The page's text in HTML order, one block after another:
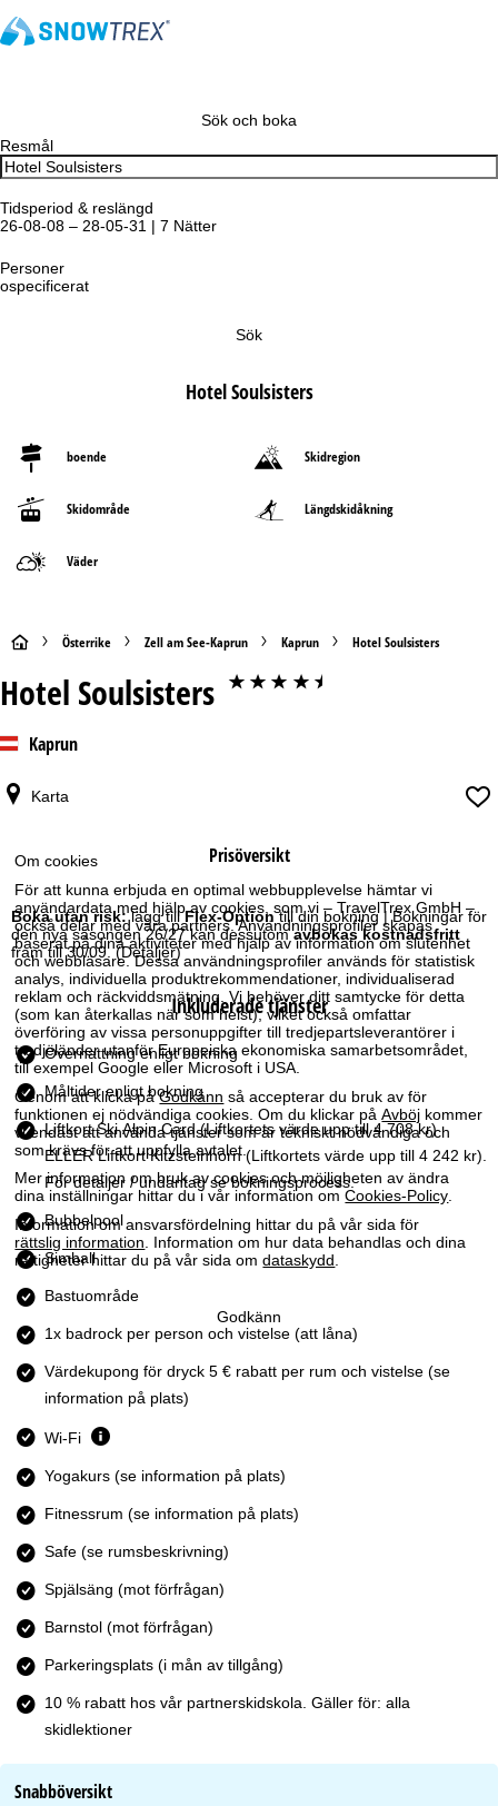
Om cookies
För att kunna erbjuda en optimal webbupplevelse hämtar vi
användardata med hjälp av cookies, som vi – TravelTrex GmbH –
också delar med våra partners. Användningsprofiler skapas
baserat på dina aktiviteter med hjälp av information om slutenhet
och webbläsare. Dessa användningsprofiler används för statistisk
analys, individuella produktrekommendationer, individualiserad
reklam och räckviddsmätning. Vi behöver ditt samtycke för detta
(som kan återkallas när som helst), vilket också omfattar
överföring av vissa personuppgifter till tredjepartsleverantörer i
tredjeländer utanför Europeiska ekonomiska samarbetsområdet,
till exempel Google eller Microsoft i USA.
Genom att klicka påGodkänn så accepterar du bruk av för
funktionen ej nödvändiga cookies. Om du klickar påAvböj kommer
vi endast att använda tjänster som är tekniskt nödvändiga och
som krävs för att uppfylla avtalet.
Mer information om bruk av cookies och möjligheten av ändra
dina inställningar hittar du i vår information omCookies-Policy
Information om ansvarsfördelning hittar du på vår sida för
rättslig information . Information om hur data behandlas och dina
rättigheter hittar du på vår sida omdataskydd
Godkänn
Sök och boka
Resmål
Tidsperiod & reslängd
26-08-08 – 28-05-31 | 7 Nätter
Personer
ospecificerat
Sök
Hotel Soulsisters
boende Skidregion
Skidområde Längdskidåkning
Väder
S
t
s
i
d
a
Österrike Zell am See-Kaprun Kaprun Hotel Soulsisters
Hotel Soulsisters ****+
Kaprun
Karta
Prisöversikt
Boka utan risk:lägg tillFlex-Optiontill din bokning | Bokningar för
den nya säsongen 26/27 kan dessutomavbokas kostnadsfritt
fram till 30/09.(Detaljer)
Inkluderade tjänster
Övernattning enligt bokning
Måltider enligt bokning
Liftkort Ski Alpin Card(Liftkortets värde upp till 4 708 kr)
ELLER Liftkort Kitzsteinhorn (Liftkortets värde upp till 4 242 kr).
För detaljer / undantag se bokningsprocess.
Bubbelpool
Simhall
Bastuområde
1x badrock per person och vistelse (att låna)
Värdekupong för dryck 5 € rabatt per rum och vistelse (se
information på plats)
Wi-Fi
Yogakurs (se information på plats)
Fitnessrum (se information på plats)
Safe (se rumsbeskrivning)
Spjälsäng (mot förfrågan)
Barnstol (mot förfrågan)
Parkeringsplats (i mån av tillgång)
10 % rabatt hos vår partnerskidskola. Gäller för: alla
skidlektioner
Snabböversikt